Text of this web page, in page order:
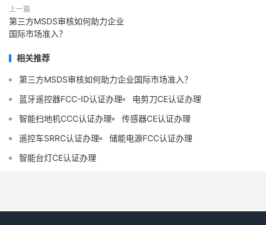
上一篇
第三方MSDS审核如何助力企业
国际市场准入？
相关推荐
第三方MSDS审核如何助力企业国际市场准入？
蓝牙遥控器FCC-ID认证办理
电剪刀CE认证办理
智能扫地机CCC认证办理
传感器CE认证办理
遥控车SRRC认证办理
储能电源FCC认证办理
智能台灯CE认证办理